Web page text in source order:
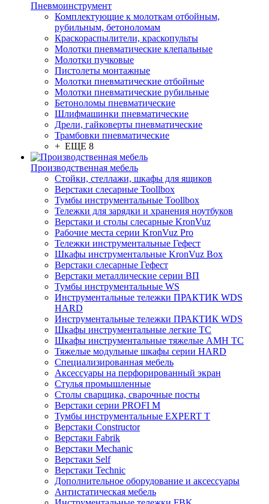
Пневмоинструмент
Комплектующие к молоткам отбойным,
рубильным, бетоноломам
Краскораспылители, краскопульты
Молотки пневматические клепальные
Молотки пучковые
Пистолеты монтажные
Молотки пневматические отбойные
Молотки пневматические рубильные
Бетоноломы пневматические
Шлифмашинки пневматические
Дрели, гайковерты пневматические
Трамбовки пневматические
+ ЕЩЕ 8
Производственная мебель
Стойки, стеллажи, шкафы для ящиков
Верстаки слесарные Toollbox
Тумбы инструментальные Toollbox
Тележки для зарядки и хранения ноутбуков
Верстаки и столы слесарные KronVuz
Рабочие места серии KronVuz Pro
Тележки инструментальные Гефест
Шкафы инструментальные KronVuz Box
Верстаки слесарные Гефест
Верстаки металлические серии ВП
Тумбы инструментальные WS
Инструментальные тележки ПРАКТИК WDS
HARD
Инструментальные тележки ПРАКТИК WDS
Шкафы инструментальные легкие ТС
Шкафы инструментальные тяжелые AMH TC
Тяжелые модульные шкафы серии HARD
Cпециализированная мебель
Аксессуары на перфорированный экран
Стулья промышленные
Столы сварщика, сварочные посты
Верстаки серии PROFI M
Тумбы инструментальные EXPERT T
Верстаки Constructor
Верстаки Fabrik
Верстаки Mechanic
Верстаки Self
Верстаки Technic
Дополнительное оборудование и аксессуары
Антистатическая мебель